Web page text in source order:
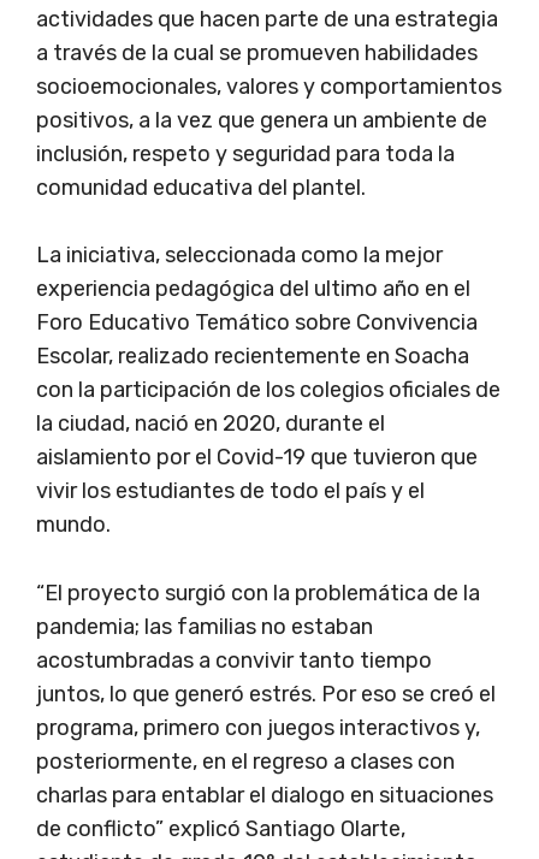
actividades que hacen parte de una estrategia
a través de la cual se promueven habilidades
socioemocionales, valores y comportamientos
positivos, a la vez que genera un ambiente de
inclusión, respeto y seguridad para toda la
comunidad educativa del plantel.
La iniciativa, seleccionada como la mejor
experiencia pedagógica del ultimo año en el
Foro Educativo Temático sobre Convivencia
Escolar, realizado recientemente en Soacha
con la participación de los colegios oficiales de
la ciudad, nació en 2020, durante el
aislamiento por el Covid-19 que tuvieron que
vivir los estudiantes de todo el país y el
mundo.
“El proyecto surgió con la problemática de la
pandemia; las familias no estaban
acostumbradas a convivir tanto tiempo
juntos, lo que generó estrés. Por eso se creó el
programa, primero con juegos interactivos y,
posteriormente, en el regreso a clases con
charlas para entablar el dialogo en situaciones
de conflicto” explicó Santiago Olarte,